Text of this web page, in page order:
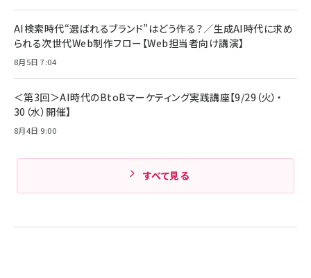
Amazonランキングをもっと見る
ケーブル Anker絡まないケーブル 240W 結束バン
ド付き USB PD対応 シリコン素材採用 iPhone
17 / 16 / 15 / Galaxy iPad Pro MacBook
Pro/Air 各種対応 (1.8m ミッドナイトブラック)
￥1,890
￥4,857
AI検索時代“選ばれるブランド”はどう作る？／生成AI時代に求め
られる次世代Web制作フロー【Web担当者向け講演】
8月5日 7:04
＜第3回＞AI時代のBtoBマーケティング実践講座【9/29（火）・
30（水）開催】
8月4日 9:00
すべて見る